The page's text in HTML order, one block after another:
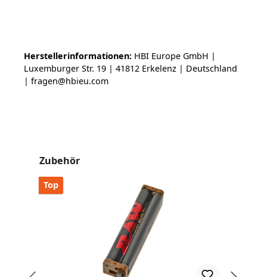
Herstellerinformationen: HBI Europe GmbH |
Luxemburger Str. 19 | 41812 Erkelenz | Deutschland
| fragen@hbieu.com
Produktgalerie überspringen
Zubehör
Top